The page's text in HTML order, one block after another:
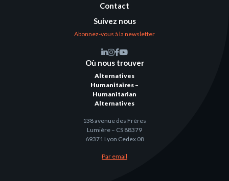
Contact
Suivez nous
Abonnez-vous à la newsletter
Où nous trouver
Alternatives
Humanitaires –
Humanitarian
Alternatives
138 avenue des Frères
Lumière – CS 88379
69371 Lyon Cedex 08
Par email